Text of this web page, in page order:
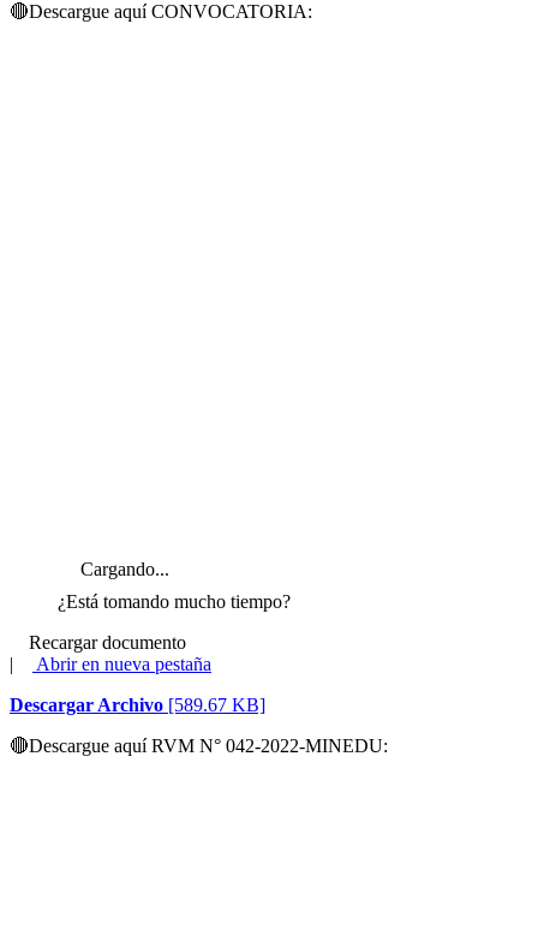
🔴Descargue aquí CONVOCATORIA:
Cargando...
¿Está tomando mucho tiempo?
Recargar documento
|
Abrir en nueva pestaña
Descargar Archivo [589.67 KB]
🔴Descargue aquí RVM N° 042-2022-MINEDU: